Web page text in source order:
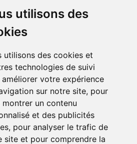
utilisons des
utilisons des cookies et
technologies de suivi
améliorer votre expérience
sur notre site, pour
montrer un contenu
et des publicités
pour analyser le trafic de
site et pour comprendre la
Paiement
Paiement sécurisé